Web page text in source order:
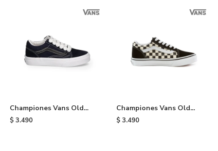
Championes Vans Old
Skool JR de niño - Black
$ 3.490
Championes Vans Old
Skool de niño - Black &
$ 3.490